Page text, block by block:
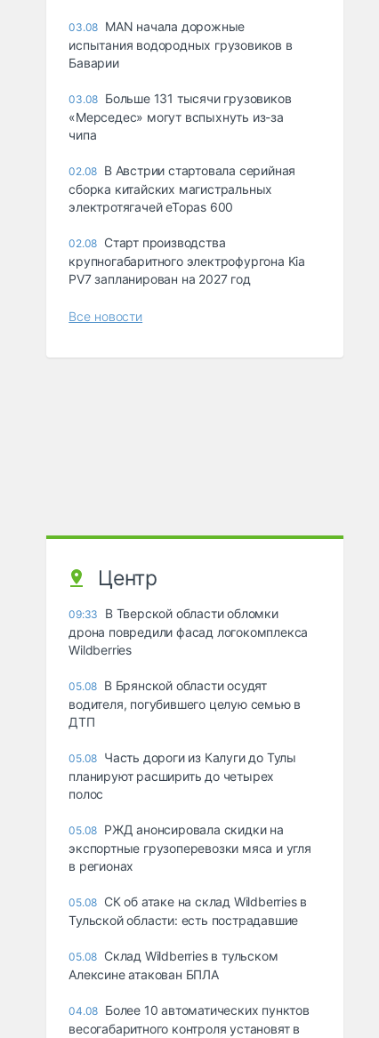
03.08 MAN начала дорожные
испытания водородных грузовиков в
Баварии
03.08 Больше 131 тысячи грузовиков
«Мерседес» могут вспыхнуть из-за
чипа
02.08 В Австрии стартовала серийная
сборка китайских магистральных
электротягачей eTopas 600
02.08 Старт производства
крупногабаритного электрофургона Kia
PV7 запланирован на 2027 год
Все новости
Центр
09:33
В Тверской области обломки
дрона повредили фасад логокомплекса
Wildberries
05.08 В Брянской области осудят
водителя, погубившего целую семью в
ДТП
05.08 Часть дороги из Калуги до Тулы
планируют расширить до четырех
полос
05.08 РЖД анонсировала скидки на
экспортные грузоперевозки мяса и угля
в регионах
05.08 СК об атаке на склад Wildberries в
Тульской области: есть пострадавшие
05.08 Склад Wildberries в тульском
Алексине атакован БПЛА
04.08 Более 10 автоматических пунктов
весогабаритного контроля установят в